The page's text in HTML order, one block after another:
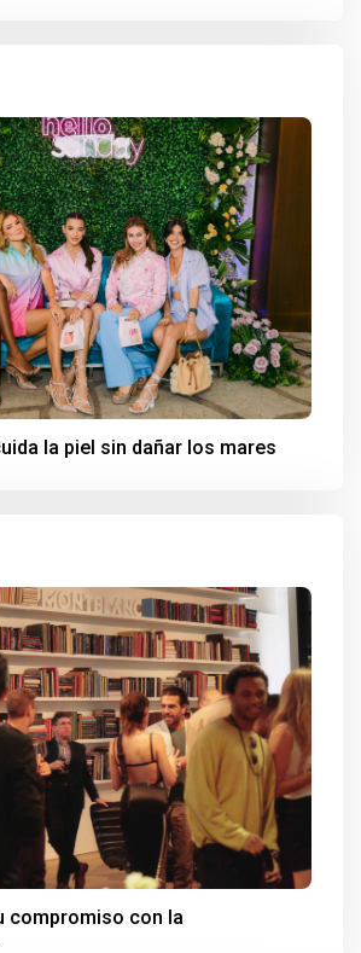
la piel sin dañar los mares
compromiso con la